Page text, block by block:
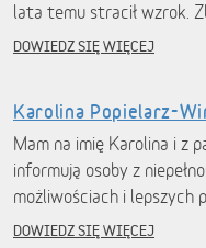
lata temu stracił wzrok.
DOWIEDZ SIĘ WIĘCEJ
Karolina Popielarz-
Mam na imię Karolina i z
informują osoby z
możliwościach i lepszych
DOWIEDZ SIĘ WIĘCEJ